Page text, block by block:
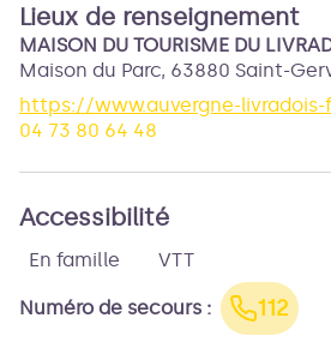
Lieux de renseignement
MAISON DU TOURISME DU
Maison du Parc, 63880 Saint-
https://www.auvergne-livradois-
04 73 80 64 48
Accessibilité
En famille VTT
Numéro de secours : 112